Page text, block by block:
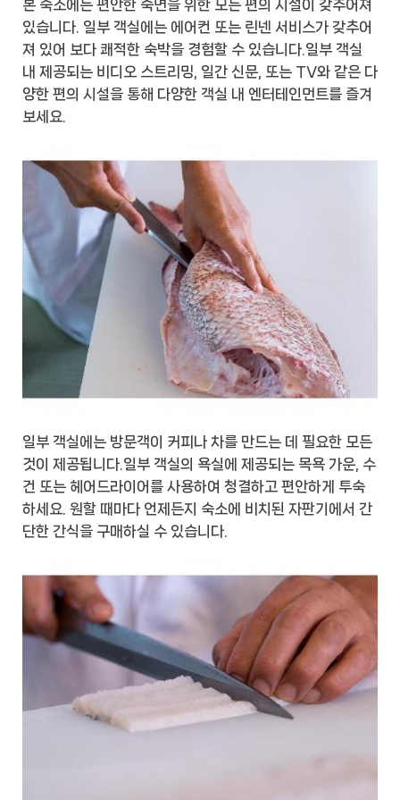
본 숙소에는 편안한 숙면을 위한 모든 편의 시설이 갖추어져
있습니다. 일부 객실에는 에어컨 또는 린넨 서비스가 갖추어
져 있어 보다 쾌적한 숙박을 경험할 수 있습니다.일부 객실
내 제공되는 비디오 스트리밍, 일간 신문, 또는 TV와 같은 다
양한 편의 시설을 통해 다양한 객실 내 엔터테인먼트를 즐겨
보세요.
일부 객실에는 방문객이 커피나 차를 만드는 데 필요한 모든
것이 제공됩니다.일부 객실의 욕실에 제공되는 목욕 가운, 수
건 또는 헤어드라이어를 사용하여 청결하고 편안하게 투숙
하세요. 원할 때마다 언제든지 숙소에 비치된 자판기에서 간
단한 간식을 구매하실 수 있습니다.